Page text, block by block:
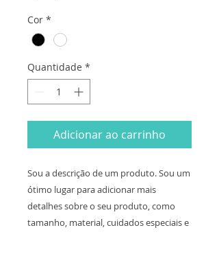
Cor *
Quantidade *
Adicionar ao carrinho
Sou a descrição de um produto. Sou um
ótimo lugar para adicionar mais
detalhes sobre o seu produto, como
tamanho, material, cuidados especiais e